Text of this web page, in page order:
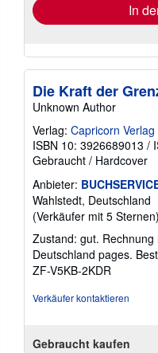
In
Die Kraft der
Unknown Author
Verlag: Capricorn Verlag
ISBN 10: 3926689013 /
Gebraucht / Hardcover
Anbieter:
Wahlstedt, Deutschland
(Verkäufer mit 5 Sternen)
Zustand: gut.
Deutschland pages.
ZF-V5KB-2KDR
Verkäufer kontaktieren
Gebraucht kaufen